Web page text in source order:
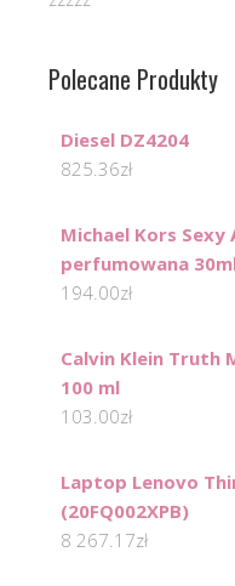
Polecane Produkty
Diesel DZ4204
825.36zł
Michael Kors Sexy
perfumowana
194.00zł
Calvin Klein Truth
100 ml
103.00zł
Laptop Lenovo
(20FQ002XPB)
8 267.17zł